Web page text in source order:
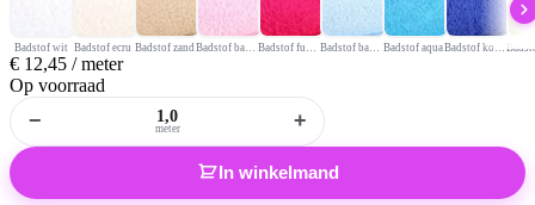
Badstof wit Badstof ecru Badstof zand Badstof aqua
€ 12,45 / meter
Op voorraad
− meter +
In winkelmand